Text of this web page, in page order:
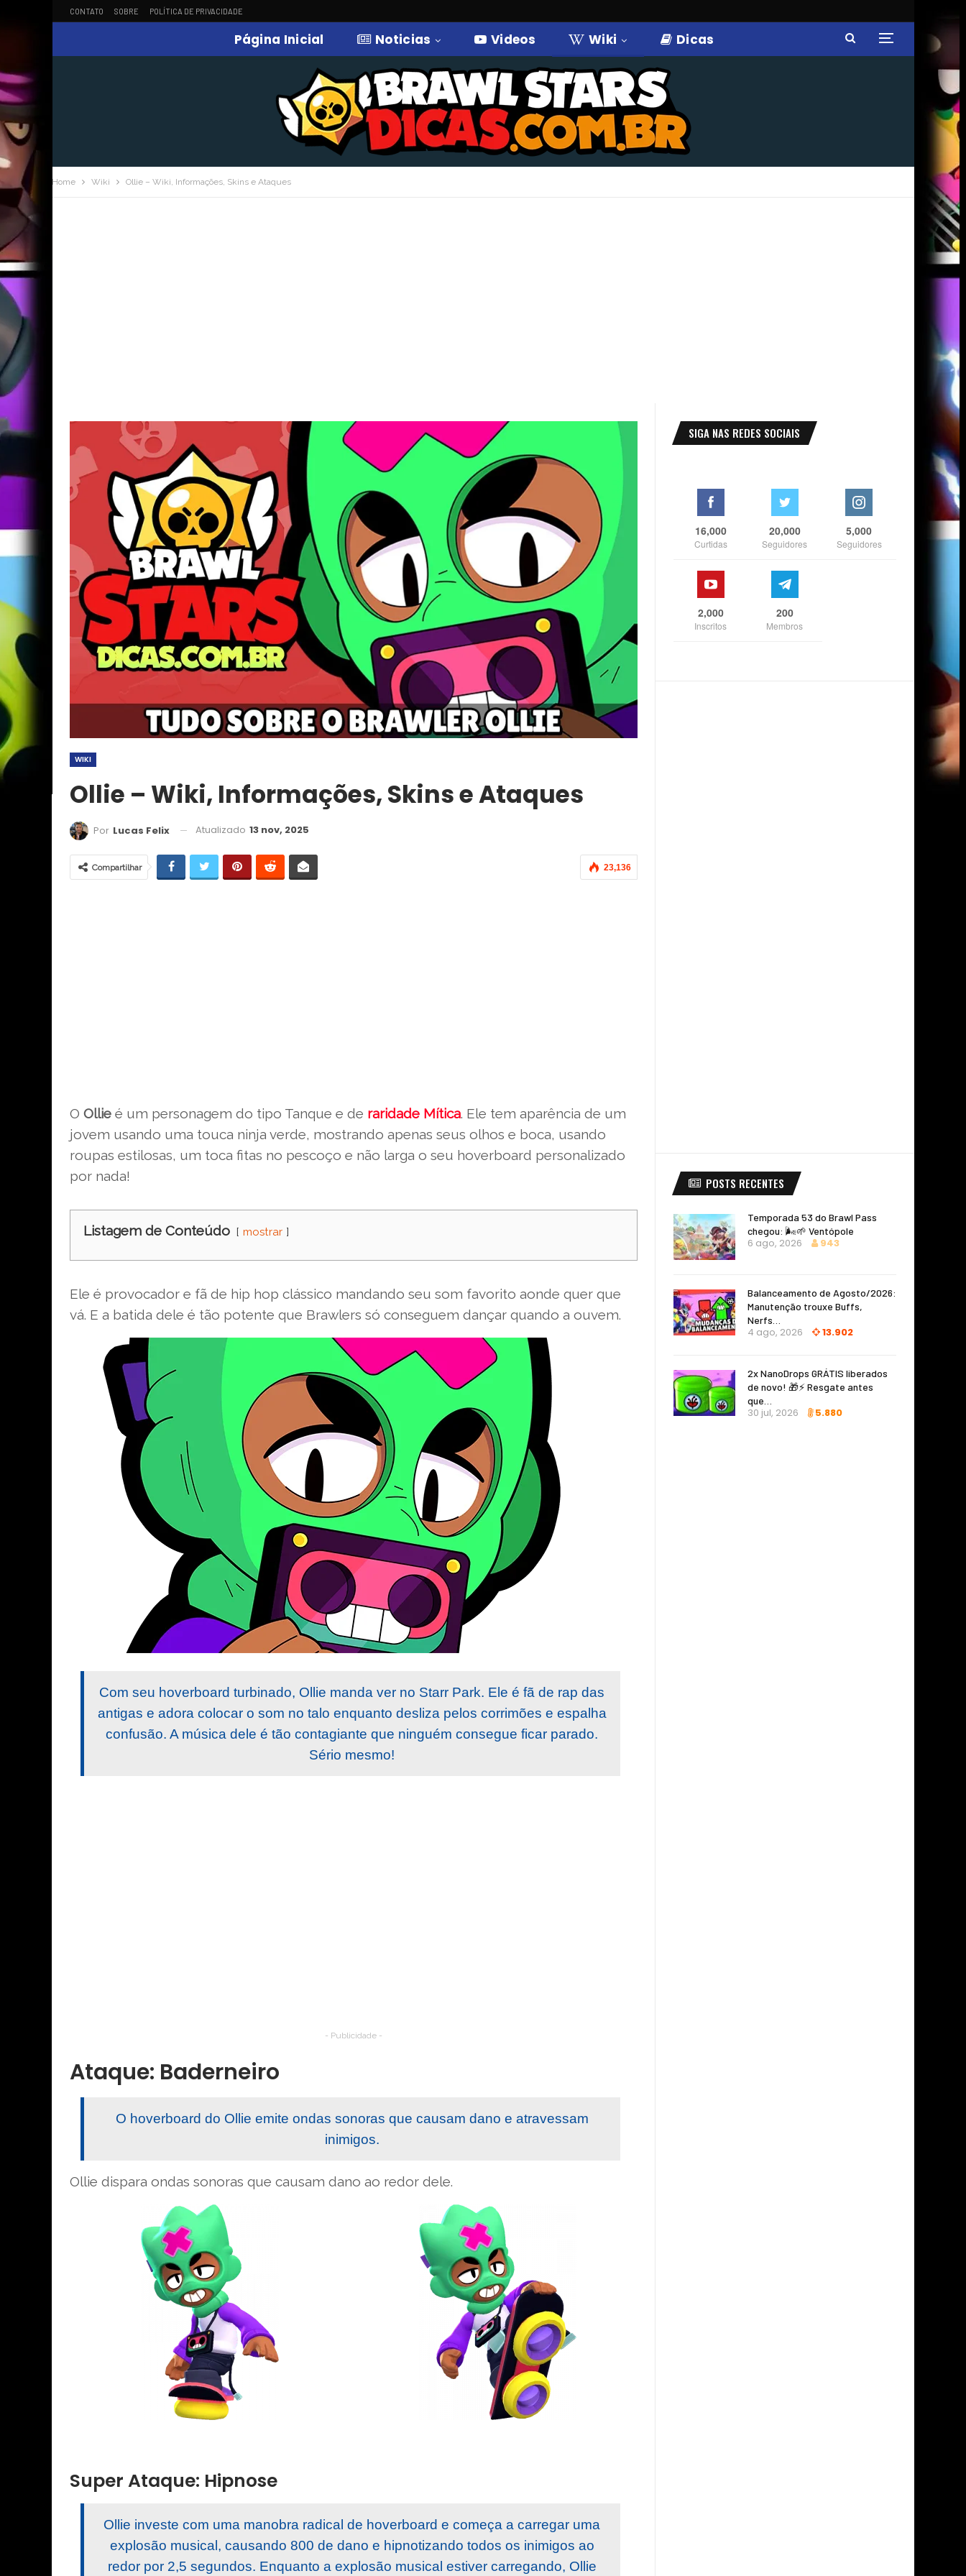
CONTATO SOBRE POLÍTICA DE PRIVACIDADE
Página Inicial Noticias Videos Wiki Dicas
Home Wiki Ollie – Wiki, Informações, Skins e Ataques
WIKI
Ollie – Wiki, Informações, Skins e Ataques
Por Lucas Felix Atualizado 13 nov, 2025
23,136
Compartilhar
O Ollie é um personagem do tipo Tanque e de raridade Mítica. Ele tem aparência de um
jovem usando uma touca ninja verde, mostrando apenas seus olhos e boca, usando
roupas estilosas, um toca fitas no pescoço e não larga o seu hoverboard personalizado
por nada!
Listagem de Conteúdo mostrar
Ele é provocador e fã de hip hop clássico mandando seu som favorito aonde quer que
vá. E a batida dele é tão potente que Brawlers só conseguem dançar quando a ouvem.
Com seu hoverboard turbinado, Ollie manda ver no Starr Park. Ele é fã de rap das
antigas e adora colocar o som no talo enquanto desliza pelos corrimões e espalha
confusão. A música dele é tão contagiante que ninguém consegue ficar parado.
Sério mesmo!
- Publicidade -
Ataque: Baderneiro
O hoverboard do Ollie emite ondas sonoras que causam dano e atravessam
inimigos.
Ollie dispara ondas sonoras que causam dano ao redor dele.
Super Ataque: Hipnose
Ollie investe com uma manobra radical de hoverboard e começa a carregar uma
explosão musical, causando 800 de dano e hipnotizando todos os inimigos ao
redor por 2,5 segundos. Enquanto a explosão musical estiver carregando, Ollie
SIGA NAS REDES SOCIAIS
16,000
Curtidas
20,000
Seguidores
5,000
Seguidores
2,000
Inscritos
200
Membros
POSTS RECENTES
Temporada 53 do Brawl Pass
chegou: 🌬️🌱 Ventópole
6 ago, 2026 943
Balanceamento de Agosto/2026:
Manutenção trouxe Buffs,
Nerfs…
4 ago, 2026 13.902
2x NanoDrops GRÁTIS liberados
de novo! 🎁⚡ Resgate antes
que…
30 jul, 2026 5.880